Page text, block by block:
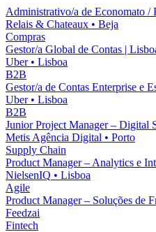
Administrativo/a de Economato /
Relais & Chateaux • Beja
Compras
Gestor/a Global de Contas |
Uber • Lisboa
B2B
Gestor/a de Contas Enterprise e
Uber • Lisboa
B2B
Junior Project Manager – Digital
Metis Agência Digital • Porto
Supply Chain
Product Manager – Analytics e
NielsenIQ • Lisboa
Agile
Product Manager – Soluções de
Feedzai
Fintech